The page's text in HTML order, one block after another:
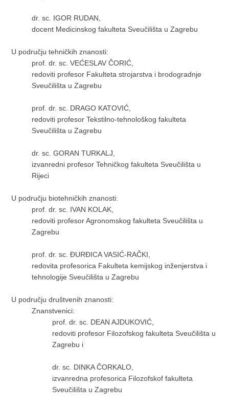
dr. sc. IGOR RUDAN,
docent Medicinskog fakulteta Sveučilišta u Zagrebu
U području tehničkih znanosti:
prof. dr. sc. VEĆESLAV ČORIĆ,
redoviti profesor Fakulteta strojarstva i brodogradnje
Sveučilišta u Zagrebu
prof. dr. sc. DRAGO KATOVIĆ,
redoviti profesor Tekstilno-tehnološkog fakulteta
Sveučilišta u Zagrebu
dr. sc. GORAN TURKALJ,
izvanredni profesor Tehničkog fakulteta Sveučilišta u
Rijeci
U području biotehničkih znanosti:
prof. dr. sc. IVAN KOLAK,
redoviti profesor Agronomskog fakulteta Sveučilišta u
Zagrebu
prof. dr. sc. ĐURĐICA VASIĆ-RAČKI,
redovita profesorica Fakulteta kemijskog inženjerstva i
tehnologije Sveučilišta u Zagrebu
U području društvenih znanosti:
Znanstvenici:
prof. dr. sc. DEAN AJDUKOVIĆ,
redoviti profesor Filozofskog fakulteta Sveučilišta u
Zagrebu i
dr. sc. DINKA ČORKALO,
izvanredna profesorica Filozofskof fakulteta
Sveučilišta u Zagrebu